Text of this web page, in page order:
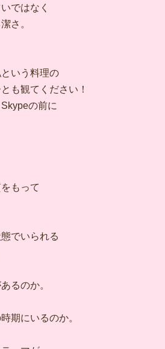
ではなく
さ。
いう料理の
も観てください！
の前に
もって
でいられる
るのか。
期にいるのか。